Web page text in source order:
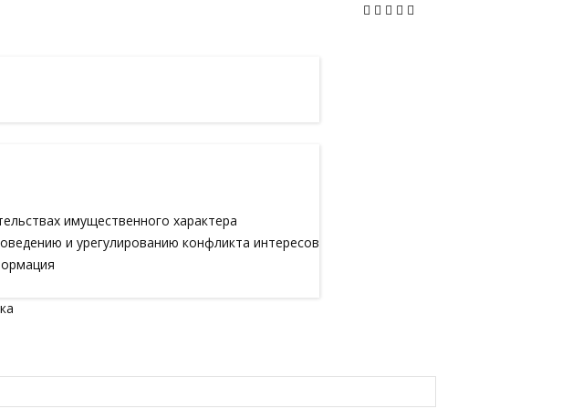
имущественного характера
и урегулированию конфликта интересов